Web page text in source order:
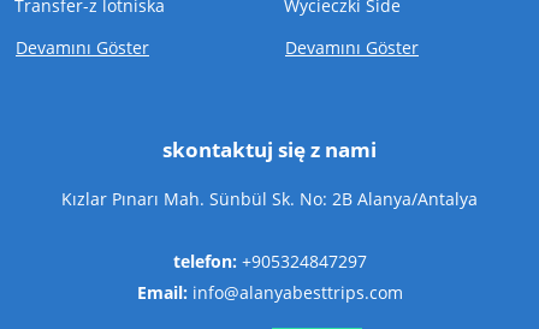
Transfer-z lotniska
Devamını Göster
Wycieczki Side
Devamını Göster
skontaktuj się z nami
Kızlar Pınarı Mah. Sünbül Sk. No: 2B Alanya/Antalya
telefon: +905324847297
Email: info@alanyabesttrips.com